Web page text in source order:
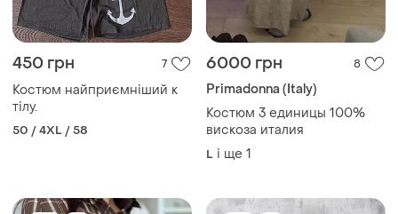
450 грн 7
Костюм найприємніший к
тілу.
50 / 4XL / 58
6000 грн 8
Primadonna (Italy)
Костюм 3 единицы 100%
вискоза италия
L і ще 1